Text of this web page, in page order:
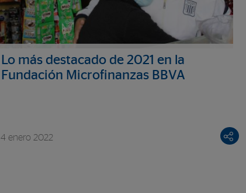
Lo más destacado de 2021 en la
Fundación Microfinanzas BBVA
4 enero 2022